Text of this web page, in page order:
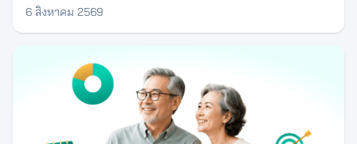
6 สิงหาคม 2569